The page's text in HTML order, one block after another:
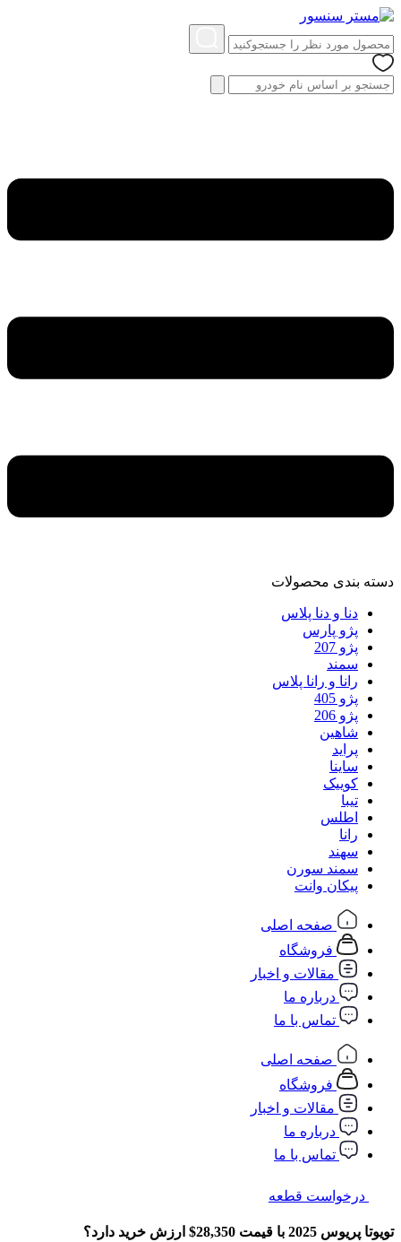
دسته‌ بندی محصولات
دنا و دنا پلاس
پژو پارس
پژو 207
سمند
رانا و رانا پلاس
پژو 405
پژو 206
شاهین
پراید
ساینا
کوییک
تیبا
اطلس
رانا
سهند
سمند سورن
پیکان وانت
صفحه اصلی
فروشگاه
مقالات و اخبار
درباره ما
تماس با ما
صفحه اصلی
فروشگاه
مقالات و اخبار
درباره ما
تماس با ما
درخواست قطعه
تویوتا پریوس 2025 با قیمت 28,350$ ارزش خرید دارد؟